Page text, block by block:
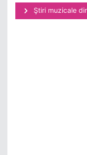
Ştiri muzicale